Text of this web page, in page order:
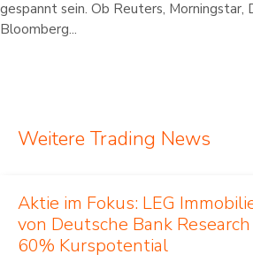
gespannt sein. Ob Reuters, Morningstar,
Bloomberg...
Weitere Trading News
Aktie im Fokus: LEG
von Deutsche Bank
60% Kurspotential